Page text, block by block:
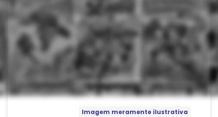
Imagem meramente ilustrativa